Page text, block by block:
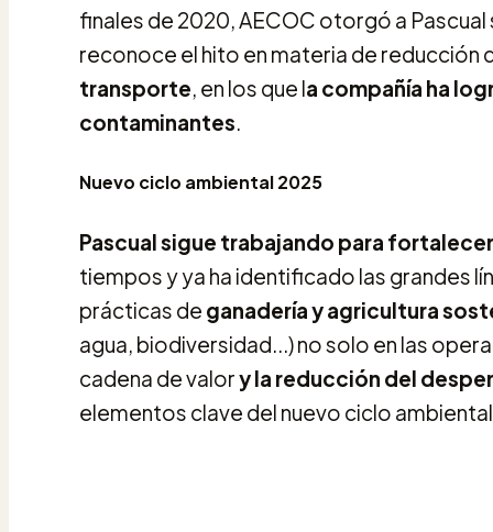
finales de 2020, AECOC otorgó a
reconoce el hito en materia de reducción
transporte, en los que la compañía ha
contaminantes.
Nuevo ciclo ambiental 2025
Pascual sigue trabajando para
tiempos y ya ha identificado las grandes
prácticas de ganadería y agricultura
agua, biodiversidad...) no solo en las
cadena de valory la reducción del
elementos clave del nuevo ciclo